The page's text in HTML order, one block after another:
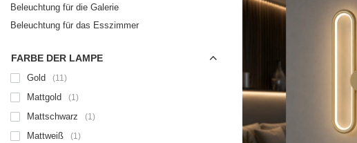
Beleuchtung für die Galerie
Beleuchtung für das Esszimmer
FARBE DER LAMPE
Gold 11
Mattgold 1
Mattschwarz 1
Mattweiß 1